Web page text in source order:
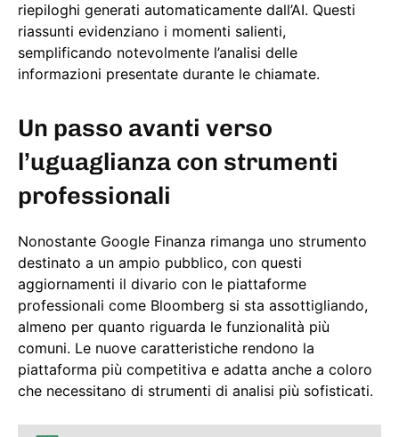
riepiloghi generati automaticamente dall’AI. Questi
riassunti evidenziano i momenti salienti,
semplificando notevolmente l’analisi delle
informazioni presentate durante le chiamate.
Un passo avanti verso
l’uguaglianza con strumenti
professionali
Nonostante Google Finanza rimanga uno strumento
destinato a un ampio pubblico, con questi
aggiornamenti il divario con le piattaforme
professionali come Bloomberg si sta assottigliando,
almeno per quanto riguarda le funzionalità più
comuni. Le nuove caratteristiche rendono la
piattaforma più competitiva e adatta anche a coloro
che necessitano di strumenti di analisi più sofisticati.